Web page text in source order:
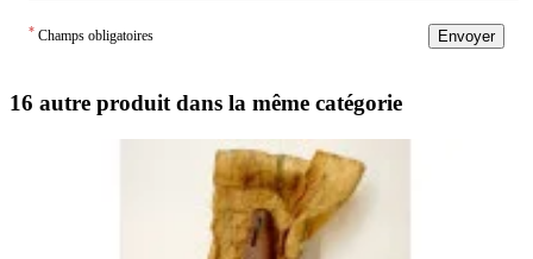
* Champs obligatoires Envoyer
16 autre produit dans la même catégorie